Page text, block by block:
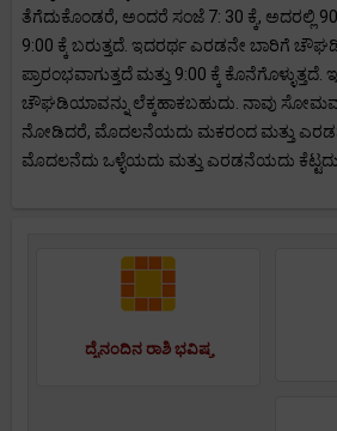
ತೆಗೆದುಕೊಂಡರೆ, ಅಂದರೆ ಸಂಜೆ 7: 30 ಕ್ಕೆ, ಅದರಲ್ಲಿ
9:00 ಕ್ಕೆ ಬರುತ್ತದೆ. ಇದರರ್ಥ ಎರಡನೇ ಬಾರಿಗೆ
ಪ್ರಾರಂಭವಾಗುತ್ತದೆ ಮತ್ತು 9:00 ಕ್ಕೆ
ಚೌಘಡಿಯಾವನ್ನು ಲೆಕ್ಕಹಾಕಬಹುದು. ನಾವು
ನೋಡಿದರೆ, ಮೊದಲನೆಯದು ಮಕರಂದ ಮತ್ತು
ಮೊದಲನೆದು ಒಳ್ಳೆಯದು ಮತ್ತು ಎರಡನೆಯದು ಕೆಟ್ಟದು.
ದೈನಂದಿನ ರಾಶಿ ಭವಿಷ್ಯ